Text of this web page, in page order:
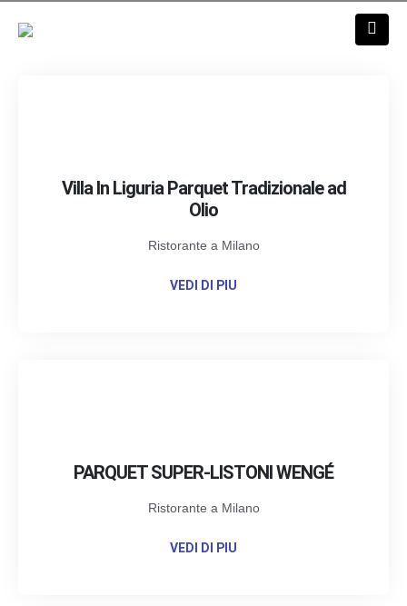
VEDI DI PIU
Villa In Liguria Parquet Tradizionale ad
Olio
Ristorante a Milano
VEDI DI PIU
PARQUET SUPER-LISTONI WENGÉ
Ristorante a Milano